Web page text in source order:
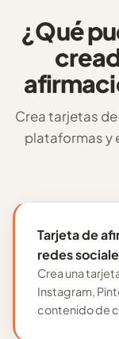
¿Qué
Crea tarjetas
plataformas y
Tarjeta de
redes
Crea una
Instagram,
contenido de